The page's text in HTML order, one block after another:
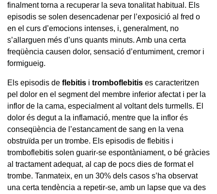
finalment torna a recuperar la seva tonalitat habitual. Els
episodis se solen desencadenar per l’exposició al fred o
en el curs d’emocions intenses, i, generalment, no
s’allarguen més d’uns quants minuts. Amb una certa
freqüència causen dolor, sensació d’entumiment, cremor i
formigueig.
Els episodis de flebitis i tromboflebitis es caracteritzen
pel dolor en el segment del membre inferior afectat i per la
inflor de la cama, especialment al voltant dels turmells. El
dolor és degut a la inflamació, mentre que la inflor és
conseqüència de l’estancament de sang en la vena
obstruïda per un trombe. Els episodis de flebitis i
tromboflebitis solen guarir-se espontàniament, o bé gràcies
al tractament adequat, al cap de pocs dies de format el
trombe. Tanmateix, en un 30% dels casos s’ha observat
una certa tendència a repetir-se, amb un lapse que va des